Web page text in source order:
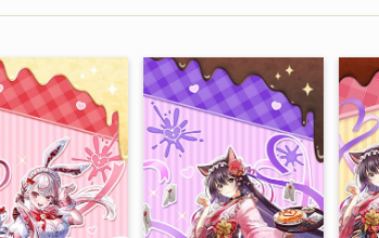
MOVIE
二次創作
OFFICIAL SNS
X
YouTube TikTok